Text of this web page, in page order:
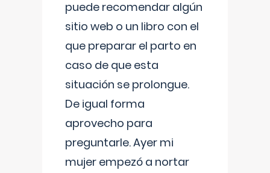
puede recomendar algún
sitio web o un libro con el
que preparar el parto en
caso de que esta
situación se prolongue.
De igual forma
aprovecho para
preguntarle. Ayer mi
mujer empezó a nortar